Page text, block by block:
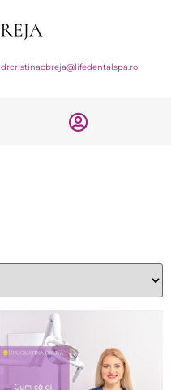
drcristinaobreja@lifedentalspa.ro